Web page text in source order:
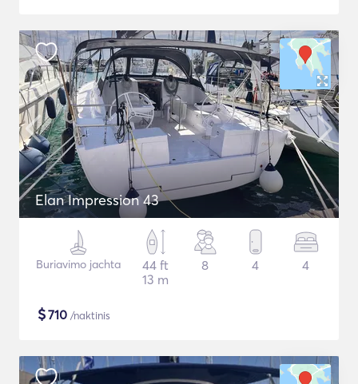
Elan Impression 43
Buriavimo jachta
44 ft
13 m
8 4 4
$710 /naktinis